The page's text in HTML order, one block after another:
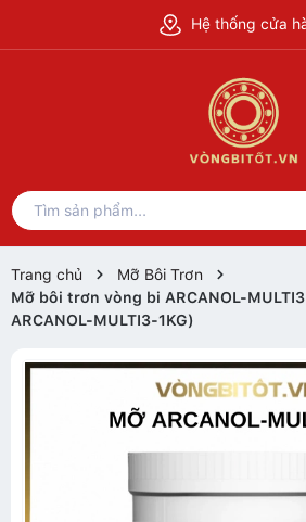
Hệ thống cửa
Trang chủ
Mỡ Bôi Trơn
Mỡ bôi trơn vòng bi ARCANOL-
ARCANOL-MULTI3-1KG)